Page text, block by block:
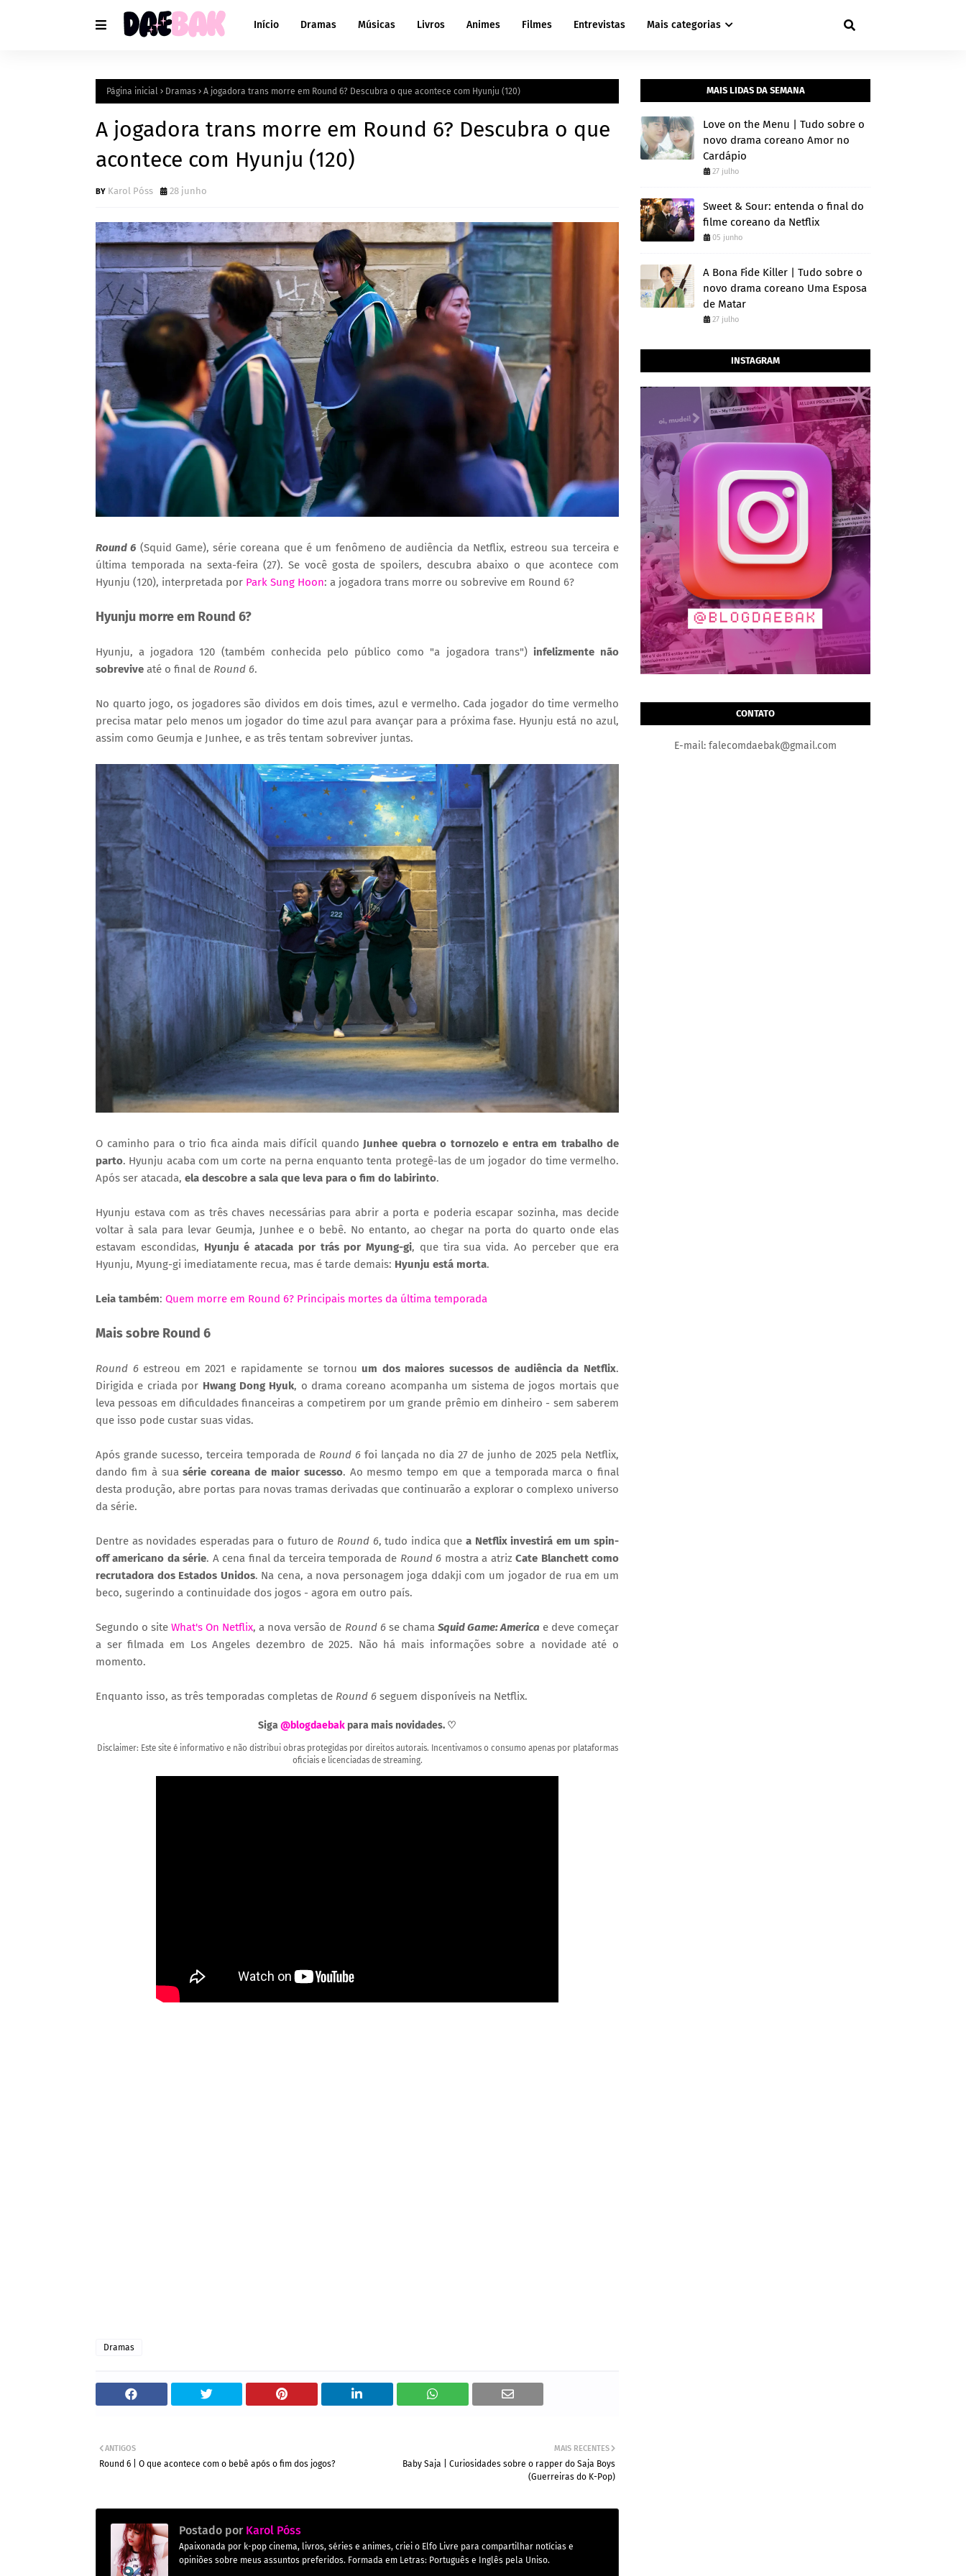
Início Dramas Músicas Livros Animes Filmes Entrevistas Mais categorias
Página inicial Dramas A jogadora trans morre em Round 6? Descubra o que acontece com Hyunju (120)
A jogadora trans morre em Round 6? Descubra o que
acontece com Hyunju (120)
Karol Póss 28 junho
Round 6 (Squid Game), série coreana que é um fenômeno de audiência da Netflix, estreou sua terceira e
última temporada na sexta-feira (27). Se você gosta de spoilers, descubra abaixo o que acontece com
Hyunju (120), interpretada por Park Sung Hoon: a jogadora trans morre ou sobrevive em Round 6?
Hyunju morre em Round 6?
Hyunju, a jogadora 120 (também conhecida pelo público como "a jogadora trans") infelizmente não
sobrevive até o final de Round 6.
No quarto jogo, os jogadores são dividos em dois times, azul e vermelho. Cada jogador do time vermelho
precisa matar pelo menos um jogador do time azul para avançar para a próxima fase. Hyunju está no azul,
assim como Geumja e Junhee, e as três tentam sobreviver juntas.
O caminho para o trio fica ainda mais difícil quando Junhee quebra o tornozelo e entra em trabalho de
parto. Hyunju acaba com um corte na perna enquanto tenta protegê-las de um jogador do time vermelho.
Após ser atacada, ela descobre a sala que leva para o fim do labirinto.
Hyunju estava com as três chaves necessárias para abrir a porta e poderia escapar sozinha, mas decide
voltar à sala para levar Geumja, Junhee e o bebê. No entanto, ao chegar na porta do quarto onde elas
estavam escondidas, Hyunju é atacada por trás por Myung-gi, que tira sua vida. Ao perceber que era
Hyunju, Myung-gi imediatamente recua, mas é tarde demais: Hyunju está morta.
Leia também: Quem morre em Round 6? Principais mortes da última temporada
Mais sobre Round 6
Round 6estreou em 2021 e rapidamente se tornou um dos maiores sucessos de audiência da Netflix.
Dirigida e criada por Hwang Dong Hyuk, o drama coreano acompanha um sistema de jogos mortais que
leva pessoas em dificuldades financeiras a competirem por um grande prêmio em dinheiro - sem saberem
que isso pode custar suas vidas.
Após grande sucesso, terceira temporada de Round 6 foi lançada no dia 27 de junho de 2025 pela Netflix,
dando fim à suasérie coreana de maior sucesso. Ao mesmo tempo em que a temporada marca o final
desta produção, abre portas para novas tramas derivadas que continuarão a explorar o complexo universo
da série.
Dentre as novidades esperadas para o futuro de Round 6, tudo indica que a Netflix investirá em um spin-
off americano da série. A cena final da terceira temporada de Round 6 mostra a atrizCate Blanchett como
recrutadora dos Estados Unidos. Na cena, a nova personagem joga ddakji com um jogador de rua em um
beco, sugerindo a continuidade dos jogos - agora em outro país.
Segundo o siteWhat's On Netflix, a nova versão de Round 6 se chama Squid Game: America e deve começar
a ser filmada em Los Angeles dezembro de 2025. Não há mais informações sobre a novidade até o
momento.
Enquanto isso, as três temporadas completas de Round 6 seguem disponíveis na Netflix.
Siga @blogdaebak para mais novidades. ♡
Disclaimer: Este site é informativo e não distribui obras protegidas por direitos autorais. Incentivamos o consumo apenas por plataformas
oficiais e licenciadas de streaming.
Dramas
MAIS RECENTES
Baby Saja | Curiosidades sobre o rapper do Saja Boys
(Guerreiras do K-Pop)
ANTIGOS
Round 6 | O que acontece com o bebê após o fim dos jogos?
Postado por Karol Póss
Apaixonada por k-pop cinema, livros, séries e animes, criei o Elfo Livre para compartilhar notícias e
opiniões sobre meus assuntos preferidos. Formada em Letras: Português e Inglês pela Uniso.
MAIS LIDAS DA SEMANA
Love on the Menu | Tudo sobre o
novo drama coreano Amor no
Cardápio
27 julho
Sweet & Sour: entenda o final do
filme coreano da Netflix
05 junho
A Bona Fide Killer | Tudo sobre o
novo drama coreano Uma Esposa
de Matar
27 julho
INSTAGRAM
CONTATO
E-mail: falecomdaebak@gmail.com